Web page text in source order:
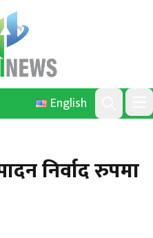
English
Search
निर्वाद रुपमा